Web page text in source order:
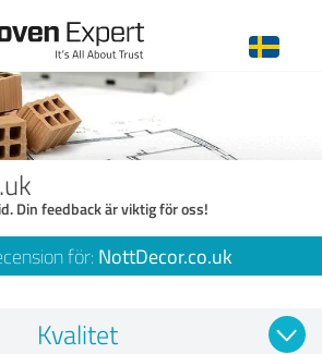
Din feedback är viktig för oss!
för: NottDecor.co.uk
Kvalitet